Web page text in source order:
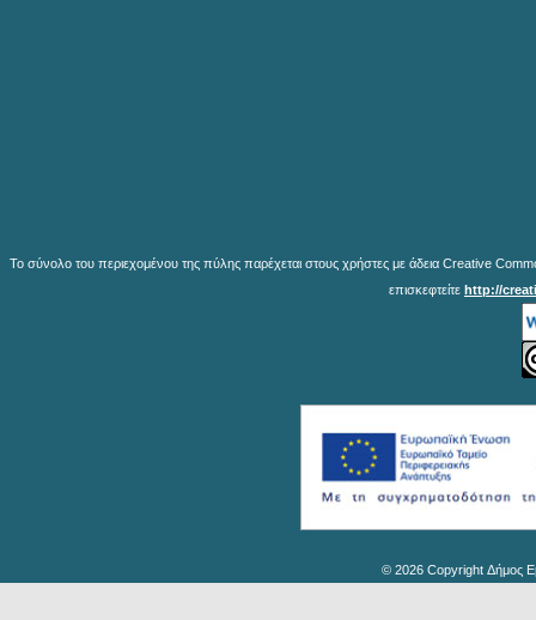
Το σύνολο του περιεχομένου της πύλης παρέχεται στους χρήστες με άδεια Creative
επισκεφτείτε http://
© 2026 Copyright Δήμος